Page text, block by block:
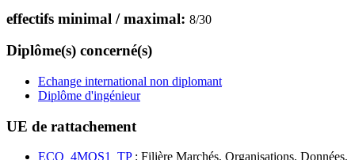
effectifs minimal / maximal: 8/30
Diplôme(s) concerné(s)
Echange international non diplomant
Diplôme d'ingénieur
UE de rattachement
ECO_4MOS1_TP: Filière Marchés, Organisations, Données,